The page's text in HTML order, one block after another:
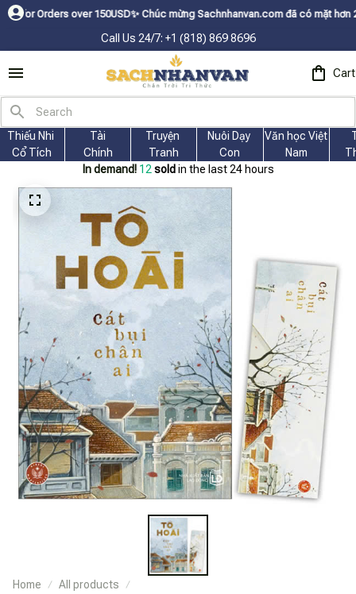
over 150USDㅤ✨Chúc mừng Sachnhanvan.com đã có mặt hơn 200 quốc
Call Us 24/7: +1 (818) 869 8696
Cart
Thiếu Nhi
Cổ Tích
Tài
Chính
Truyện
Tranh
Nuôi Dạy
Con
Văn học Việt
Nam
In demand! 13 sold in the last 24 hours
Home All products